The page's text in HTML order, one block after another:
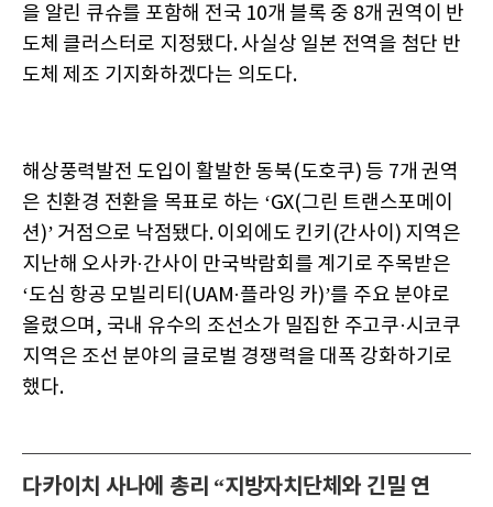
을 알린 큐슈를 포함해 전국 10개 블록 중 8개 권역이 반
도체 클러스터로 지정됐다. 사실상 일본 전역을 첨단 반
도체 제조 기지화하겠다는 의도다.
해상풍력발전 도입이 활발한 동북(도호쿠) 등 7개 권역
은 친환경 전환을 목표로 하는 ‘GX(그린 트랜스포메이
션)’ 거점으로 낙점됐다. 이외에도 킨키(간사이) 지역은
지난해 오사카·간사이 만국박람회를 계기로 주목받은
‘도심 항공 모빌리티(UAM·플라잉 카)’를 주요 분야로
올렸으며, 국내 유수의 조선소가 밀집한 주고쿠·시코쿠
지역은 조선 분야의 글로벌 경쟁력을 대폭 강화하기로
했다.
다카이치 사나에 총리 “지방자치단체와 긴밀 연